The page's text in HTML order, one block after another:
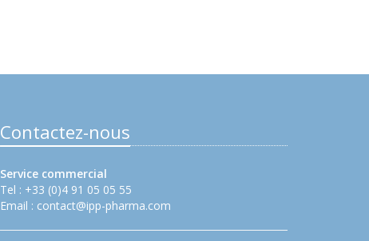
Contactez-nous
Service commercial
Tel : +33 (0)4 91 05 05 55
Email : contact@ipp-pharma.com